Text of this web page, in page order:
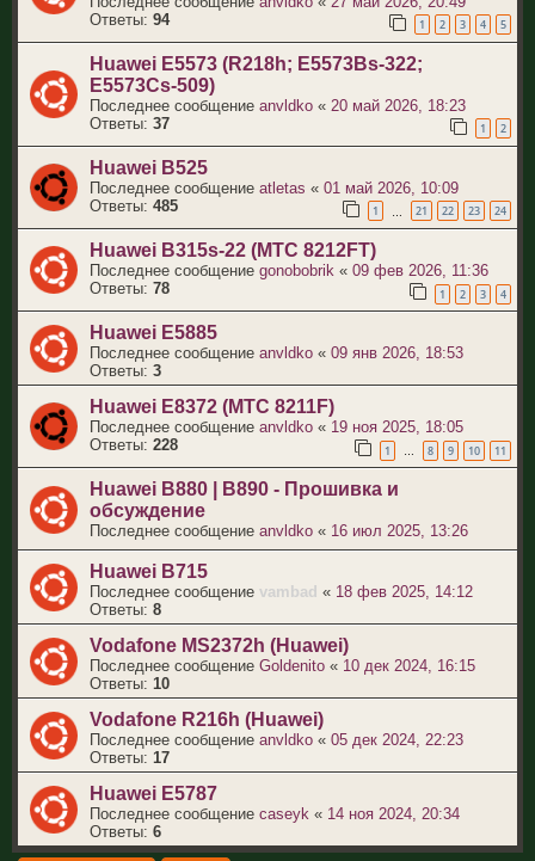
Ответы: 94 1 2 3 4 5
Huawei E5573 (R218h; E5573Bs-322;
E5573Cs-509)
Последнее сообщение anvldko « 20 май 2026, 18:23
Ответы: 37 1 2
Huawei B525
Последнее сообщение atletas « 01 май 2026, 10:09
Ответы: 485 1 21 22 23 24
Huawei B315s-22 (МТС 8212FT)
Последнее сообщение gonobobrik « 09 фев 2026, 11:36
Ответы: 78 1 2 3 4
Huawei E5885
Последнее сообщение anvldko « 09 янв 2026, 18:53
Ответы: 3
Huawei E8372 (МТС 8211F)
Последнее сообщение anvldko « 19 ноя 2025, 18:05
Ответы: 228 1 … 8 9 10 11
Huawei B880 | B890 - Прошивка и
обсуждение
Последнее сообщение anvldko « 16 июл 2025, 13:26
Huawei B715
Последнее сообщение vambad « 18 фев 2025, 14:12
Ответы: 8
Vodafone MS2372h (Huawei)
Последнее сообщение Goldenito « 10 дек 2024, 16:15
Ответы: 10
Vodafone R216h (Huawei)
Последнее сообщение anvldko « 05 дек 2024, 22:23
Ответы: 17
Huawei E5787
Последнее сообщение caseyk « 14 ноя 2024, 20:34
Ответы: 6